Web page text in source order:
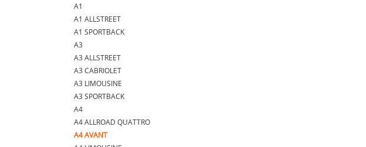
A1
A1 ALLSTREET
A1 SPORTBACK
A3
A3 ALLSTREET
A3 CABRIOLET
A3 LIMOUSINE
A3 SPORTBACK
A4
A4 ALLROAD QUATTRO
A4 AVANT